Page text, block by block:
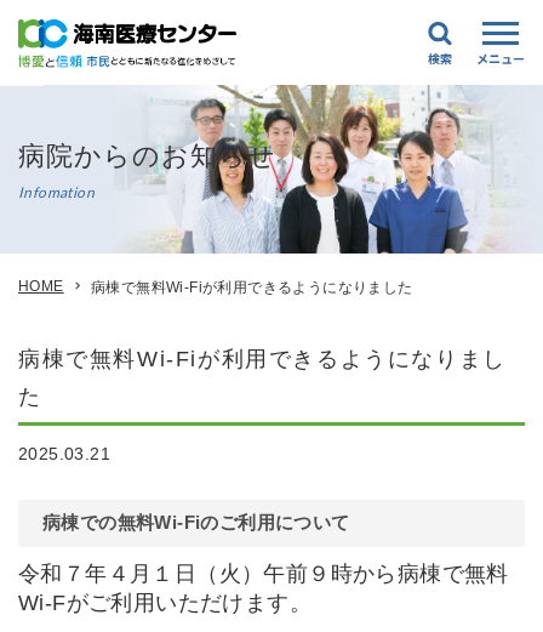
病院からのお知らせ
Infomation
HOME 病棟で無料Wi-Fiが利用できるようになりました
病棟で無料Wi-Fiが利用できるようになりまし
た
2025.03.21
病棟での無料Wi-Fiのご利用について
令和７年４月１日（火）午前９時から病棟で無料
Wi-Fがご利用いただけます。